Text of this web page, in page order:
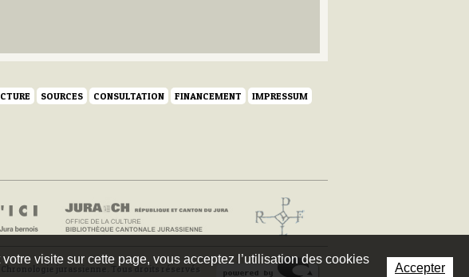
SOURCES CONSULTATION FINANCEMENT IMPRESSUM
Chronologie jurassienne. Tous droits réservés
visite sur cette page, vous acceptez l’utilisation des cookies
Accepter